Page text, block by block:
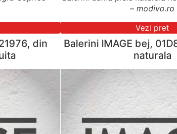
– modivo.ro
Vezi pret
din
Balerini IMAGE bej,
naturala